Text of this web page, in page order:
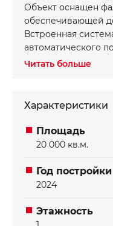
Объект оснащен
обеспечивающей
Встроенная
автоматического
межстеллажное
(охлаждение и
условия для
антипылевым
и устойчивость.
объекта. Мы
для поддержания
сертифицирован
BREEAM, что
Читать больше
Характеристики
Площадь
20 000 кв.м.
Год постройки
2024
Этажность